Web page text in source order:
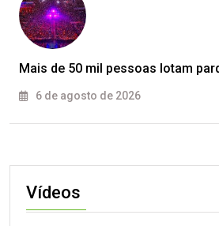
Mais de 50 mil pessoas lotam
6 de agosto de 2026
Vídeos